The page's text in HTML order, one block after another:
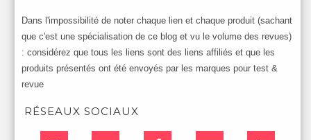
Dans l'impossibilité de noter chaque lien et chaque produit (sachant
que c'est une spécialisation de ce blog et vu le volume des revues)
: considérez que tous les liens sont des liens affiliés et que les
produits présentés ont été envoyés par les marques pour test &
revue
RÉSEAUX SOCIAUX